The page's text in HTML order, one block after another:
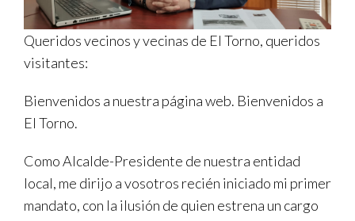
Queridos vecinos y vecinas de El Torno, queridos
visitantes:
Bienvenidos a nuestra página web. Bienvenidos a
El Torno.
Como Alcalde-Presidente de nuestra entidad
local, me dirijo a vosotros recién iniciado mi primer
mandato, con la ilusión de quien estrena un cargo